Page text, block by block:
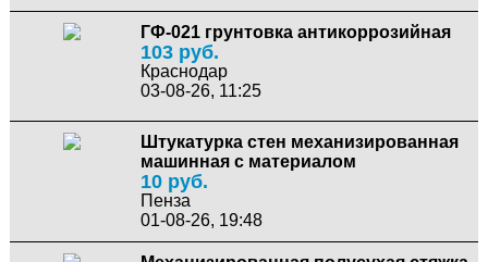
ГФ-021 грунтовка антикоррозийная
103 руб.
Краснодар
03-08-26, 11:25
Штукатурка стен механизированная
машинная с материалом
10 руб.
Пенза
01-08-26, 19:48